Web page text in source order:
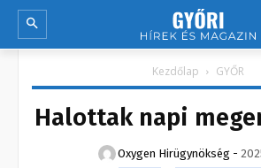
Kezdőlap GYŐR
Halottak napi
Oxygen Hirügynökség -